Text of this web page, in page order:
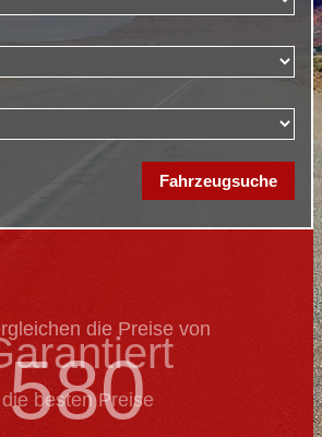
die Preise von
580
die besten Preise